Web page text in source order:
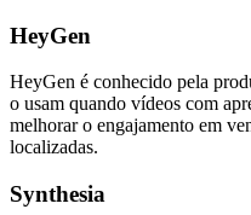
HeyGen
HeyGen é conhecido pela
o usam quando vídeos com
melhorar o engajamento em
localizadas.
Synthesia